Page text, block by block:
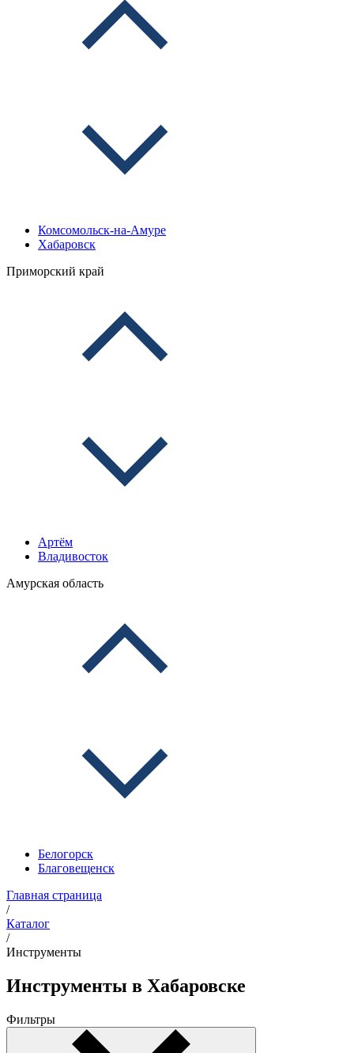
Комсомольск-на-Амуре
Хабаровск
Приморский край
Артём
Владивосток
Амурская область
Белогорск
Благовещенск
Главная страница
/
Каталог
/
Инструменты
Инструменты в Хабаровске
Фильтры